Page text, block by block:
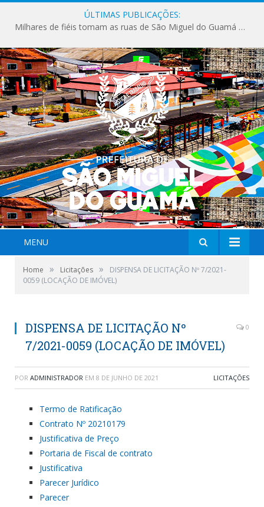
ÚLTIMAS PUBLICAÇÕES:
Milhares de fiéis tomam as ruas de São Miguel do Guamá em uma grande celebração de fé na Marcha para Jesus 2026.
MENU
Home » Licitações »
DISPENSA DE LICITAÇÃO Nº 7/2021-
0059 (LOCAÇÃO DE IMÓVEL)
DISPENSA DE LICITAÇÃO Nº
7/2021-0059 (LOCAÇÃO DE IMÓVEL)
0
POR ADMINISTRADOR EM 8 DE JUNHO DE 2021 LICITAÇÕES
Termo de Ratificação
Contrato Nº 20210179
Justificativa de Preço
Portaria de Fiscal de contrato
Justificativa
Parecer Jurídico
Parecer